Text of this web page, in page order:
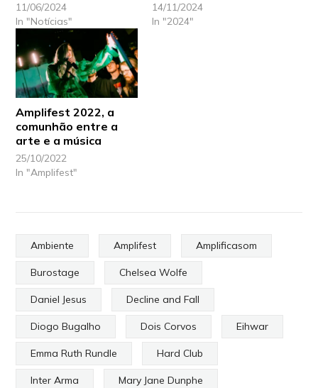
11/06/2024
In "Notícias"
14/11/2024
In "2024"
Amplifest 2022, a
comunhão entre a
arte e a música
25/10/2022
In "Amplifest"
Ambiente Amplifest Amplificasom
Burostage Chelsea Wolfe
Daniel Jesus Decline and Fall
Diogo Bugalho Dois Corvos Eihwar
Emma Ruth Rundle Hard Club
Inter Arma Mary Jane Dunphe